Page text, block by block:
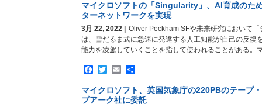
マイクロソフトの「Singularity」、AI育成のた
ターネットワークを実現
3月 22, 2022 |
Oliver Peckham SFや未来研究において
は、雪だるま式に急速に発達する人工知能が自己の反復
能力を凌駕していくことを指して使われることがある。
Facebook
TwitterEmail
共
マイクロソフト、英国気象庁の220PBのテープ
プアーク社に委託